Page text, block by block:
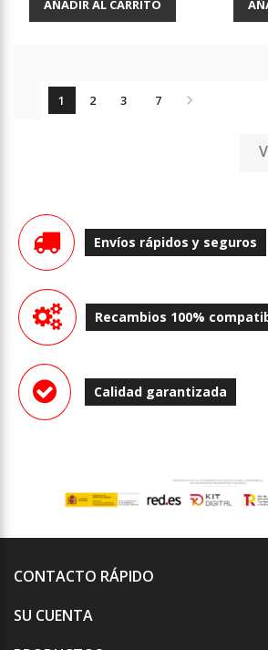
AÑADIR AL CARRITO
1 2 3 7 
Envíos rápidos y seguros
Recambios 100%
Calidad garantizada
CONTACTO RÁPIDO
SU CUENTA